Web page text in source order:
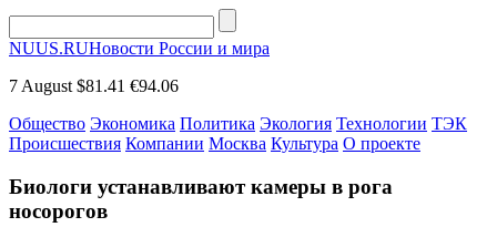
NUUS.RUНовости России и мира
7 August $81.41 €94.06
Общество Экономика Политика Экология Технологии ТЭК
Происшествия Компании Москва Культура О проекте
Биологи устанавливают камеры в рога
носорогов